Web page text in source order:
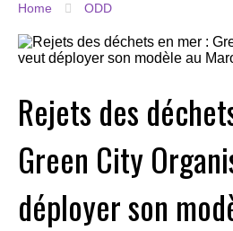
Home ODD
Rejets des
Green City
déployer son